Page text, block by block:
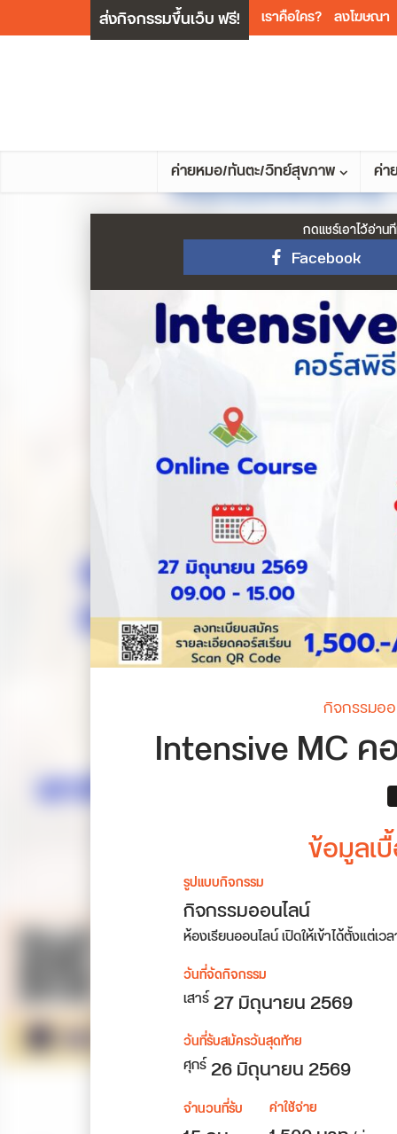
ส่งกิจกรรมขึ้นเว็บ ฟรี! เราคือใคร? ลงโฆษณา
ค่ายหมอ/ทันตะ/วิทย์สุขภาพ ค่า
กดแชร์เอาไว้อ่าน
Facebook
กิจกรรมอ
Intensive MC
ข้อมูลเ
รูปแบบกิจกรรม
กิจกรรมออนไลน์
ห้องเรียนออนไลน์ เปิดให้เข้าได้ตั้งแต่เว
วันที่จัดกิจกรรม
เสาร์27มิถุนายน 2569
วันที่รับสมัครวันสุดท้าย
ศุกร์26 มิถุนายน 2569
จำนวนที่รับ ค่าใช้จ่าย